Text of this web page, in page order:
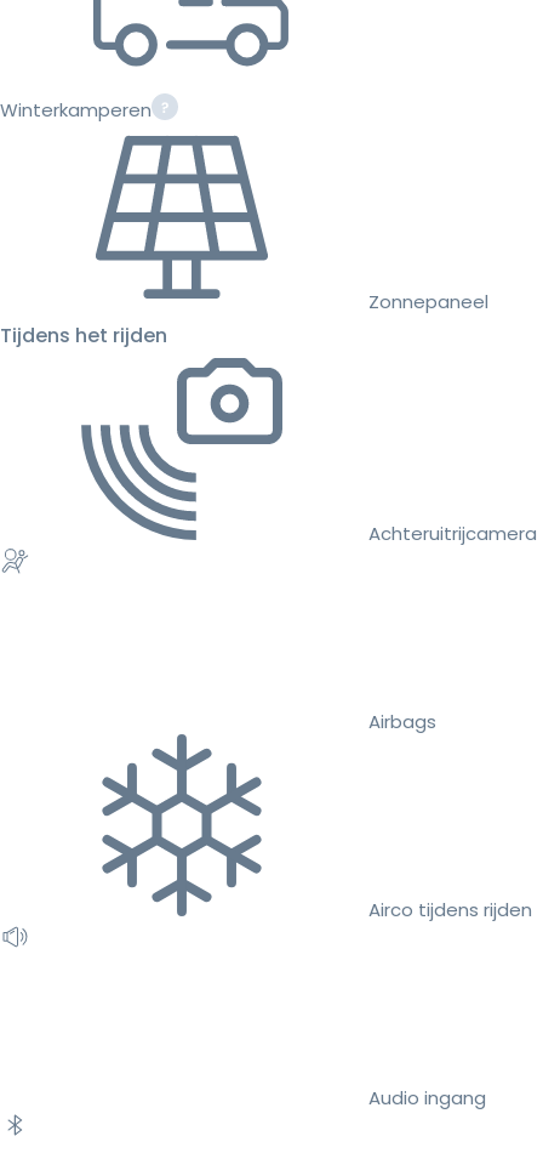
Winterkamperen
Zonnepaneel
Tijdens het rijden
Achteruitrijcamera
Airbags
Airco tijdens rijden
Audio ingang